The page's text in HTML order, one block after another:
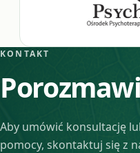
KONTAKT
Aby umówić konsultację
pomocy, skontaktuj się z